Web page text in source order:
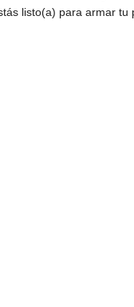
listo(a) para armar